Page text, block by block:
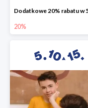
20%